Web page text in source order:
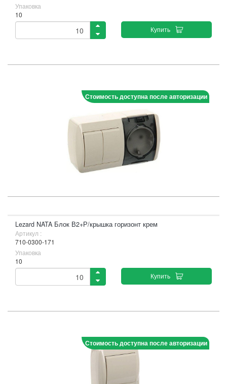
Упаковка
10
Купить
Стоимость доступна после авторизации
Lezard NATA Блок В2+Р/крышка горизонт крем
Артикул :
710-0300-171
Упаковка
10
Купить
Стоимость доступна после авторизации